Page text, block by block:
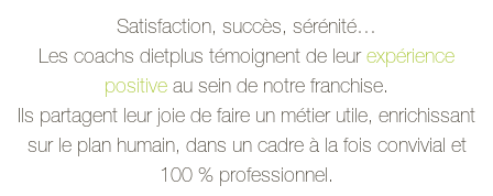
Satisfaction, succès, sérénité…
Les coachs dietplus témoignent de leur expérience
positive au sein de notre franchise.
Ils partagent leur joie de faire un métier utile, enrichissant
sur le plan humain, dans un cadre à la fois convivial et
100 % professionnel.